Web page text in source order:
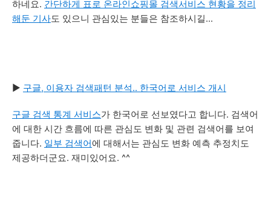
하네요. 간단하게 표로 온라인쇼핑몰 검색서비스 현황을 정리
해둔 기사도 있으니 관심있는 분들은 참조하시길...
▶ 구글, 이용자 검색패턴 분석.. 한국어로 서비스 개시
구글 검색 통계 서비스가 한국어로 선보였다고 합니다. 검색어
에 대한 시간 흐름에 따른 관심도 변화 및 관련 검색어를 보여
줍니다. 일부 검색어에 대해서는 관심도 변화 예측 추정치도
제공하더군요. 재미있어요. ^^